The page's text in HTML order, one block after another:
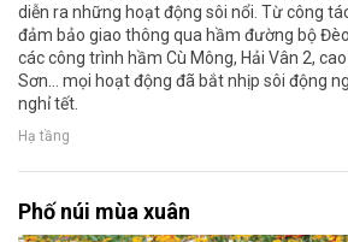
diễn ra những hoạt động sôi nổi. Từ công
đảm bảo giao thông qua hầm đường bộ
các công trình hầm Cù Mông, Hải Vân 2,
Sơn… mọi hoạt động đã bắt nhịp sôi động
nghỉ tết.
Hạ tầng
Phố núi mùa xuân